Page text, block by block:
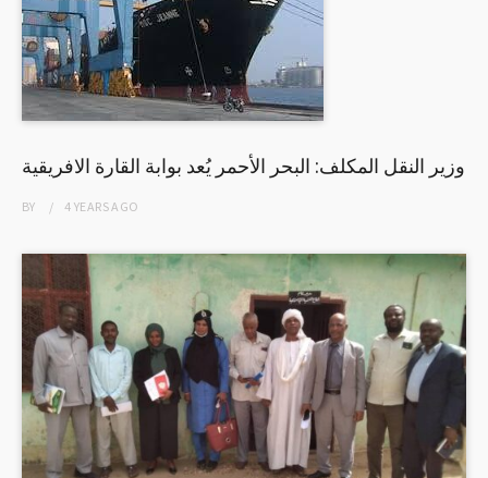
وزير النقل المكلف: البحر الأحمر يُعد بوابة القارة الافريقية
BY 4 YEARSAGO